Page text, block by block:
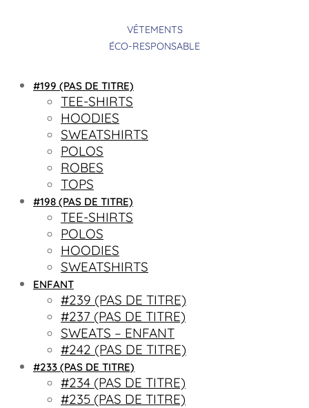
VÊTEMENTS
ÉCO-RESPONSABLE
#199 (PAS DE TITRE)
TEE-SHIRTS
HOODIES
SWEATSHIRTS
POLOS
ROBES
TOPS
#198 (PAS DE TITRE)
TEE-SHIRTS
POLOS
HOODIES
SWEATSHIRTS
ENFANT
#239 (PAS DE TITRE)
#237 (PAS DE TITRE)
SWEATS – ENFANT
#242 (PAS DE TITRE)
#233 (PAS DE TITRE)
#234 (PAS DE TITRE)
#235 (PAS DE TITRE)